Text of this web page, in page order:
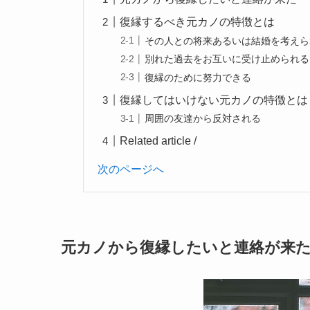
復縁するべき元カノの特徴とは
その人との将来あるいは結婚を考え
別れた過去をお互いに受け止められる
復縁のために努力できる
復縁してはいけない元カノの特徴とは
周囲の友達から反対される
Related article /
次のページへ
元カノから復縁したいと連絡が来